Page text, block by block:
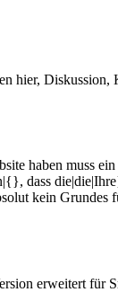
haben muss
dass
kein Grundes
erweitert für